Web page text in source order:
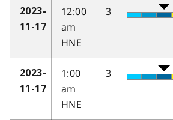
2023-
11-17
12:00
am
HNE
3
2023-
11-17
1:00
am
HNE
3